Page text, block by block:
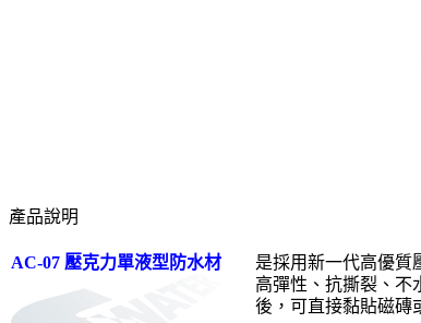
產品說明
AC-07 壓克力單液型防水材
是採用新一代高優質
高彈性、抗撕裂、不
後，可直接黏貼磁磚